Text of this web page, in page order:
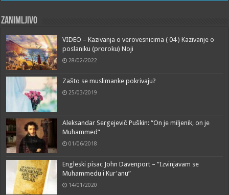
Zanimljivo
VIDEO – Kazivanja o verovesnicima ( 04 ) Kazivanje o
poslaniku (proroku) Noji
28/02/2022
Zašto se muslimanke pokrivaju?
25/03/2019
Aleksandar Sergejevič Puškin: “On je miljenik, on je
Muhammed”
01/06/2018
Engleski pisac John Davenport – “Izvinjavam se
Muhammedu i Kur'anu”
14/01/2020